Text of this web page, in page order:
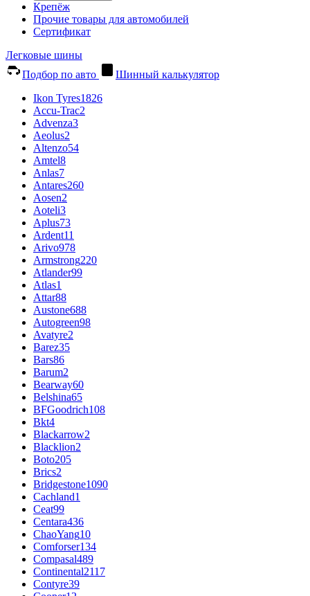
Крепёж
Прочие товары для автомобилей
Сертификат
Легковые шины
Подбор по авто
Шинный калькулятор
Ikon Tyres1826
Accu-Trac2
Advenza3
Aeolus2
Altenzo54
Amtel8
Anlas7
Antares260
Aosen2
Aoteli3
Aplus73
Ardent11
Arivo978
Armstrong220
Atlander99
Atlas1
Attar88
Austone688
Autogreen98
Avatyre2
Barez35
Bars86
Barum2
Bearway60
Belshina65
BFGoodrich108
Bkt4
Blackarrow2
Blacklion2
Boto205
Brics2
Bridgestone1090
Cachland1
Ceat99
Centara436
ChaoYang10
Comforser134
Compasal489
Continental2117
Contyre39